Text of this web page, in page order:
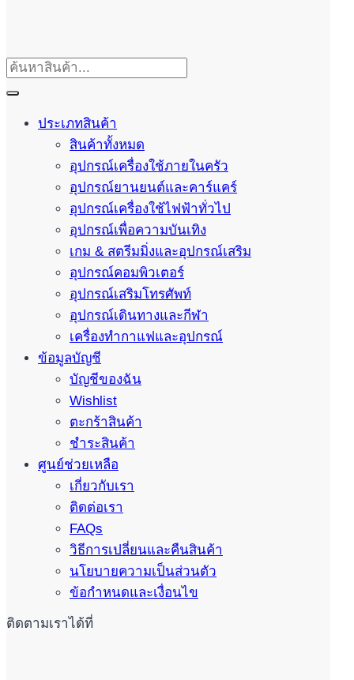
ประเภทสินค้า
สินค้าทั้งหมด
อุปกรณ์เครื่องใช้ภายในครัว
อุปกรณ์ยานยนต์และคาร์แคร์
อุปกรณ์เครื่องใช้ไฟฟ้าทั่วไป
อุปกรณ์เพื่อความบันเทิง
เกม & สตรีมมิ่งและอุปกรณ์เสริม
อุปกรณ์คอมพิวเตอร์
อุปกรณ์เสริมโทรศัพท์
อุปกรณ์เดินทางและกีฬา
เครื่องทำกาแฟและอุปกรณ์
ข้อมูลบัญชี
บัญชีของฉัน
Wishlist
ตะกร้าสินค้า
ชำระสินค้า
ศูนย์ช่วยเหลือ
เกี่ยวกับเรา
ติดต่อเรา
FAQs
วิธีการเปลี่ยนและคืนสินค้า
นโยบายความเป็นส่วนตัว
ข้อกำหนดและเงื่อนไข
ติดตามเราได้ที่